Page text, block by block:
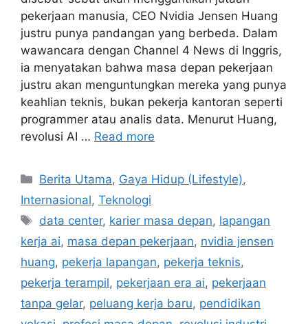
pekerjaan manusia, CEO Nvidia Jensen Huang
justru punya pandangan yang berbeda. Dalam
wawancara dengan Channel 4 News di Inggris,
ia menyatakan bahwa masa depan pekerjaan
justru akan menguntungkan mereka yang punya
keahlian teknis, bukan pekerja kantoran seperti
programmer atau analis data. Menurut Huang,
revolusi AI … Read more
C
e
g
o
r
e
Berita Utama, Gaya Hidup (Lifestyle),
Internasional, Teknologi
T
a
g
s
data center, karier masa depan, lapangan
kerja ai, masa depan pekerjaan, nvidia jensen
huang, pekerja lapangan, pekerja teknis,
pekerja terampil, pekerjaan era ai, pekerjaan
tanpa gelar, peluang kerja baru, pendidikan